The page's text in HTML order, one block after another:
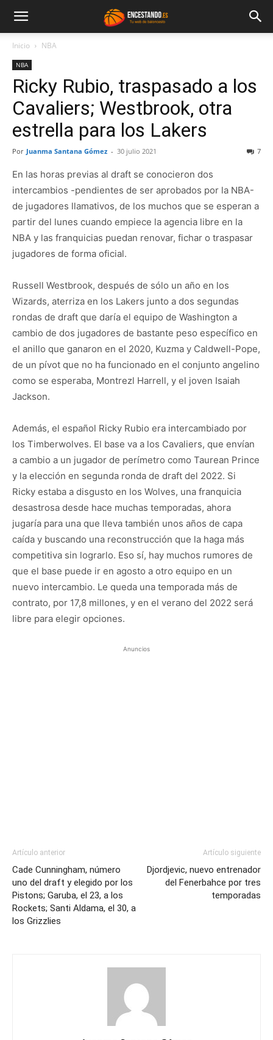
Inicio NBA
NBA
Ricky Rubio, traspasado a los
Cavaliers; Westbrook, otra
estrella para los Lakers
Por Juanma Santana Gómez - 30 julio 2021 7
En las horas previas al draft se conocieron dos
intercambios -pendientes de ser aprobados por la NBA-
de jugadores llamativos, de los muchos que se esperan a
partir del lunes cuando empiece la agencia libre en la
NBA y las franquicias puedan renovar, fichar o traspasar
jugadores de forma oficial.
Russell Westbrook, después de sólo un año en los
Wizards, aterriza en los Lakers junto a dos segundas
rondas de draft que daría el equipo de Washington a
cambio de dos jugadores de bastante peso específico en
el anillo que ganaron en el 2020, Kuzma y Caldwell-Pope,
de un pívot que no ha funcionado en el conjunto angelino
como se esperaba, Montrezl Harrell, y el joven Isaiah
Jackson.
Además, el español Ricky Rubio era intercambiado por
los Timberwolves. El base va a los Cavaliers, que envían
a cambio a un jugador de perímetro como Taurean Prince
y la elección en segunda ronda de draft del 2022. Si
Ricky estaba a disgusto en los Wolves, una franquicia
desastrosa desde hace muchas temporadas, ahora
jugaría para una que lleva también unos años de capa
caída y buscando una reconstrucción que la haga más
competitiva sin lograrlo. Eso sí, hay muchos rumores de
que el base puede ir en agosto a otro equipo en un
nuevo intercambio. Le queda una temporada más de
contrato, por 17,8 millones, y en el verano del 2022 será
libre para elegir opciones.
Anuncios
Artículo anterior
Cade Cunningham, número
uno del draft y elegido por los
Pistons; Garuba, el 23, a los
Rockets; Santi Aldama, el 30, a
los Grizzlies
Artículo siguiente
Djordjevic, nuevo entrenador
del Fenerbahce por tres
temporadas